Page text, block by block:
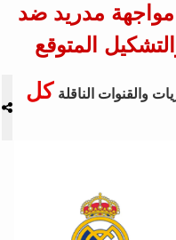
مواجهة مدريد ضد
والقنوات الناقلة كل